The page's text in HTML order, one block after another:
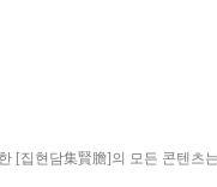
[집현담集賢膽]의 모든 콘텐